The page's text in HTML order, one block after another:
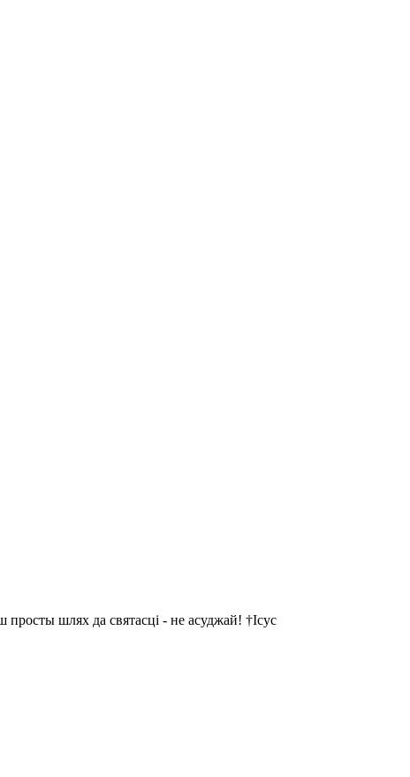
шлях да святасці - не асуджай! †Ісус